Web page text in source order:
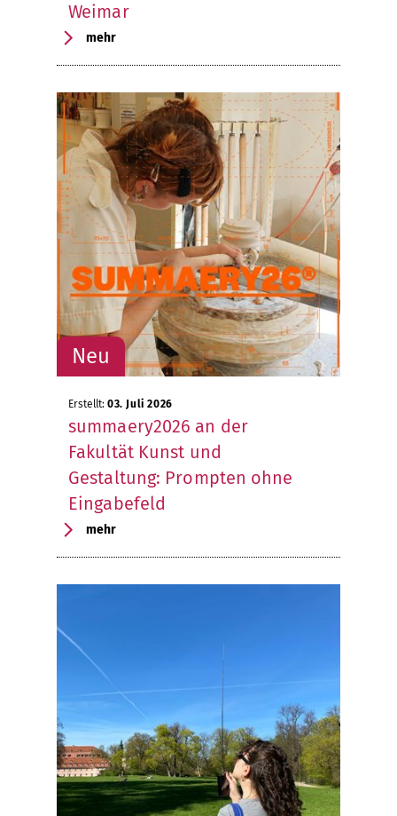
Weimar
mehr
Erstellt: 03. Juli 2026
summaery2026 an der
Fakultät Kunst und
Gestaltung: Prompten ohne
Eingabefeld
mehr